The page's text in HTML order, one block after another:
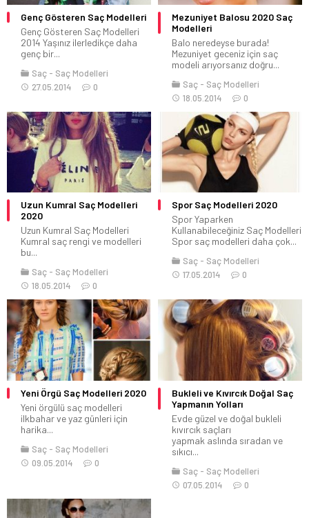
Genç Gösteren Saç Modelleri
Genç Gösteren Saç Modelleri
2014 Yaşınız ilerledikçe daha
genç bir...
Saç
Saç Modelleri
27.05.2014
0
Mezuniyet Balosu 2020 Saç
Modelleri
Balo neredeyse burada!
Mezuniyet geceniz için saç
modeli arıyorsanız doğru...
Saç
Saç Modelleri
18.05.2014
0
Uzun Kumral Saç Modelleri
2020
Uzun Kumral Saç Modelleri
Kumral saç rengi ve modelleri
bu...
Saç
Saç Modelleri
18.05.2014
0
Spor Saç Modelleri 2020
Spor Yaparken
Kullanabileceğiniz Saç Modelleri
Spor saç modelleri daha çok...
Saç
Saç Modelleri
17.05.2014
0
Yeni Örgü Saç Modelleri 2020
Yeni örgülü saç modelleri
ilkbahar ve yaz günleri için
harika...
Saç
Saç Modelleri
09.05.2014
0
Bukleli ve Kıvırcık Doğal Saç
Yapmanın Yolları
Evde güzel ve doğal bukleli
kıvırcık saçları
yapmak aslında sıradan ve
sıkıcı...
Saç
Saç Modelleri
07.05.2014
0